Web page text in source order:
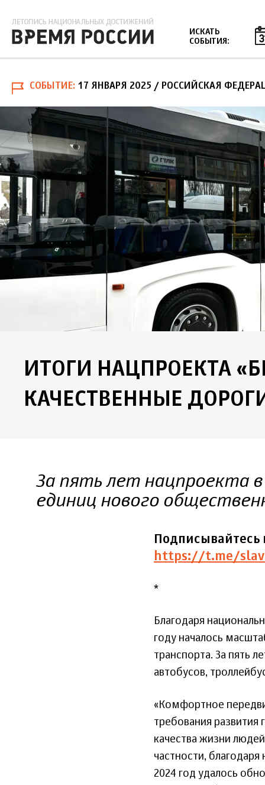
ИСКАТЬ
СОБЫТИЯ:
СОБЫТИЕ 17 ЯНВАРЯ 2025 / РОССИЙСКАЯ
ИТОГИ НАЦПРОЕКТА
КАЧЕСТВЕННЫЕ
За пять лет нацпроекта
единиц нового
https://t.me/
*
Благодаря
году началось
транспорта. За пять
автобусов,
«Комфортное
требования развития
качества жизни
частности,
2024 год удалось